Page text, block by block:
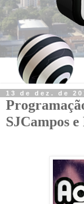
13 de dez. de
SJCampos e